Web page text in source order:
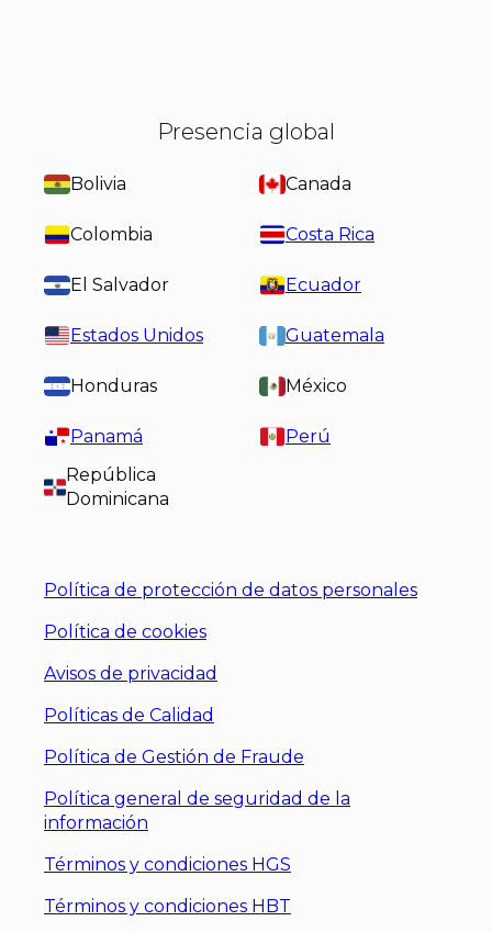
Presencia global
Bolivia Canada
Colombia Costa Rica
El Salvador Ecuador
Estados Unidos Guatemala
Honduras México
Panamá
Perú
República
Dominicana
Política de protección de datos personales
Política de cookies
Avisos de privacidad
Políticas de Calidad
Política de Gestión de Fraude
Política general de seguridad de la
información
Términos y condiciones HGS
Términos y condiciones HBT